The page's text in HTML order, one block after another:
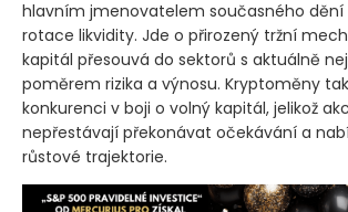
hlavním jmenovatelem současného dění
rotace likvidity. Jde o přirozený tržní
kapitál přesouvá do sektorů s aktuálně
poměrem rizika a výnosu. Kryptoměny
konkurenci v boji o volný kapitál, jelikož
nepřestávají překonávat očekávání a
růstové trajektorie.